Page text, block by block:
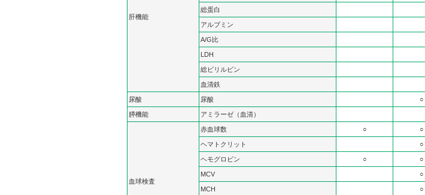
肝機能
総蛋白
アルブミン
A/G比
LDH
総ビリルビン
血清鉄
尿酸 尿酸 ○
膵機能 アミラーゼ（血清）
血球検査
赤血球数 ○ ○
ヘマトクリット ○
ヘモグロビン ○ ○
MCV ○
MCH ○